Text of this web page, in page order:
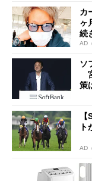
カ
ヶ
続
AD
ソ
策
ト
AD